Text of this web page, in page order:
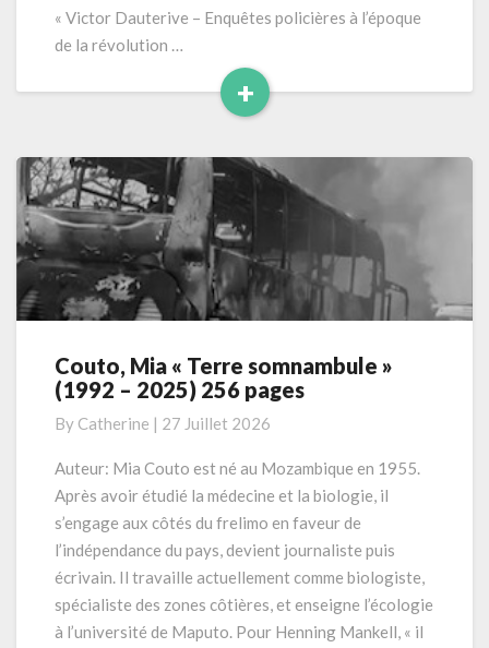
« Victor Dauterive – Enquêtes policières à l’époque
de la révolution …
+
Read
Couto,
Mia
somnambule »
(1992
2025)
256
pages
Couto, Mia « Terre somnambule »
(1992 – 2025) 256 pages
By Catherine | 27 Juillet 2026
Auteur: Mia Couto est né au Mozambique en 1955.
Après avoir étudié la médecine et la biologie, il
s’engage aux côtés du frelimo en faveur de
l’indépendance du pays, devient journaliste puis
écrivain. Il travaille actuellement comme biologiste,
spécialiste des zones côtières, et enseigne l’écologie
à l’université de Maputo. Pour Henning Mankell, « il